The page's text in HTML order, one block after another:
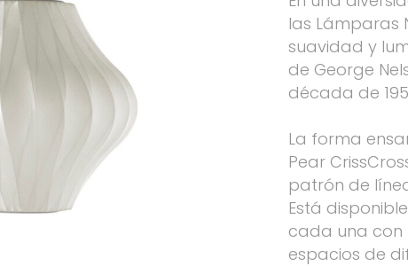
las Lámparas
suavidad y
de George
década de
La forma
Pear
patrón de
Está
cada una con
espacios de